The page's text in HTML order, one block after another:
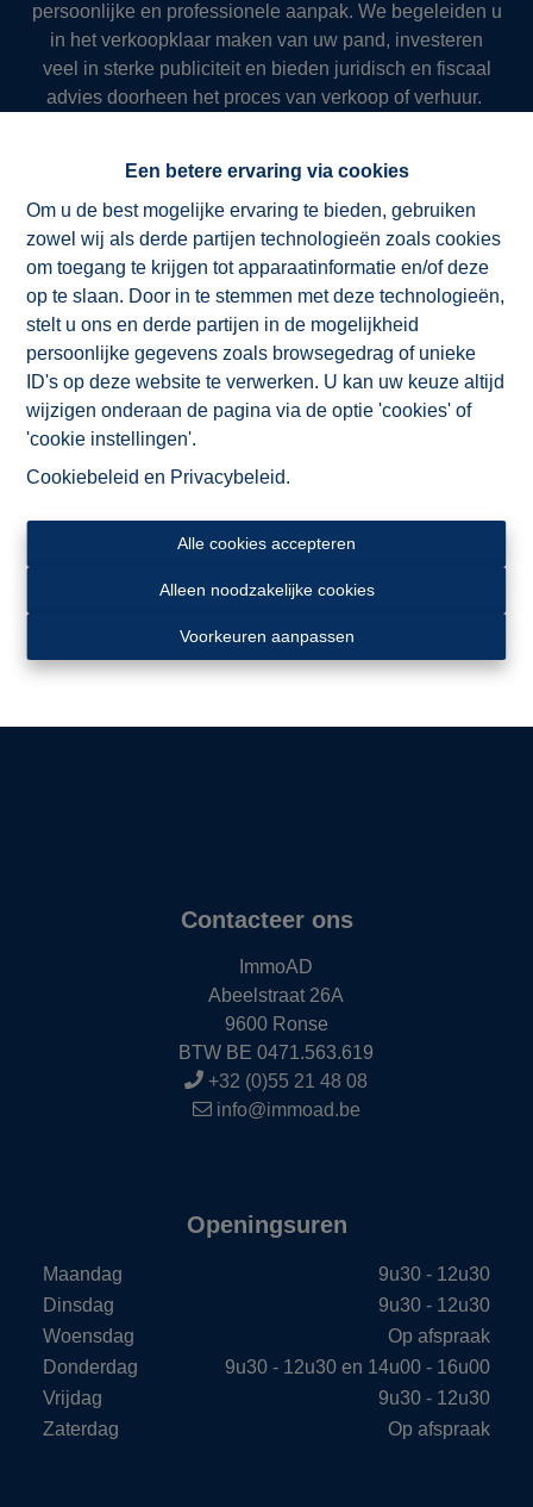
Een betere ervaring via cookies
Om u de best mogelijke ervaring te bieden, gebruiken
zowel wij als derde partijen technologieën zoals cookies
om toegang te krijgen tot apparaatinformatie en/of deze
op te slaan. Door in te stemmen met deze technologieën,
stelt u ons en derde partijen in de mogelijkheid
persoonlijke gegevens zoals browsegedrag of unieke
ID's op deze website te verwerken. U kan uw keuze altijd
wijzigen onderaan de pagina via de optie 'cookies' of
'cookie instellingen'.
Cookiebeleid en Privacybeleid.
Alle cookies accepteren
Alleen noodzakelijke cookies
Voorkeuren aanpassen
persoonlijke en professionele aanpak. We begeleiden u
in het verkoopklaar maken van uw pand, investeren
veel in sterke publiciteit en bieden juridisch en fiscaal
advies doorheen het proces van verkoop of verhuur.
NV ImmoAD
Contacteer ons
ImmoAD
Abeelstraat 26A
9600 Ronse
BTW BE 0471.563.619
+32 (0)55 21 48 08
info@immoad.be
Openingsuren
Maandag
9u30 - 12u30
Dinsdag
9u30 - 12u30
Woensdag
Op afspraak
Donderdag
9u30 - 12u30 en 14u00 - 16u00
Vrijdag
9u30 - 12u30
Zaterdag
Op afspraak